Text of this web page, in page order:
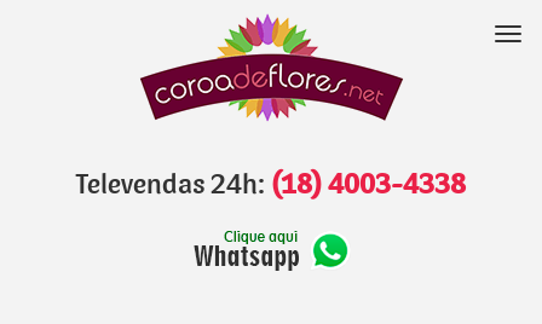
Televendas 24h: (18) 4003-4338